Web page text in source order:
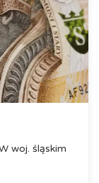
woj. śląskim